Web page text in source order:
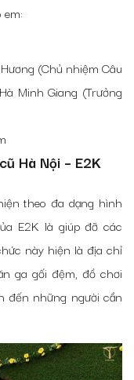
(Chủ nhiệm Câu
Minh Giang (Trưởng
Hà Nội – E2K
theo đa dạng hình
E2K là giúp đỡ các
này hiện là địa chỉ
ga gối đệm, đồ chơi
đến những người cần